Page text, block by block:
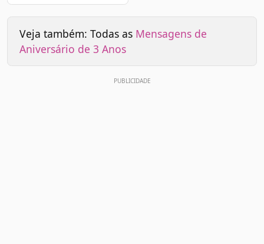
Veja também: Todas as Mensagens de
Aniversário de 3 Anos